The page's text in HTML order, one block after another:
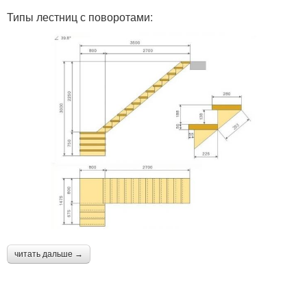
Типы лестниц с поворотами:
читать дальше →